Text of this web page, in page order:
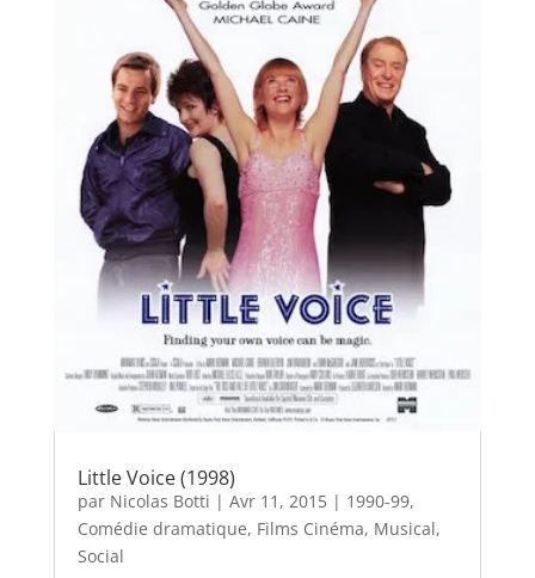
Little Voice (1998)
par Nicolas Botti | Avr 11, 2015| 1990-99,
Comédie dramatique, Films Cinéma, Musical,
Social